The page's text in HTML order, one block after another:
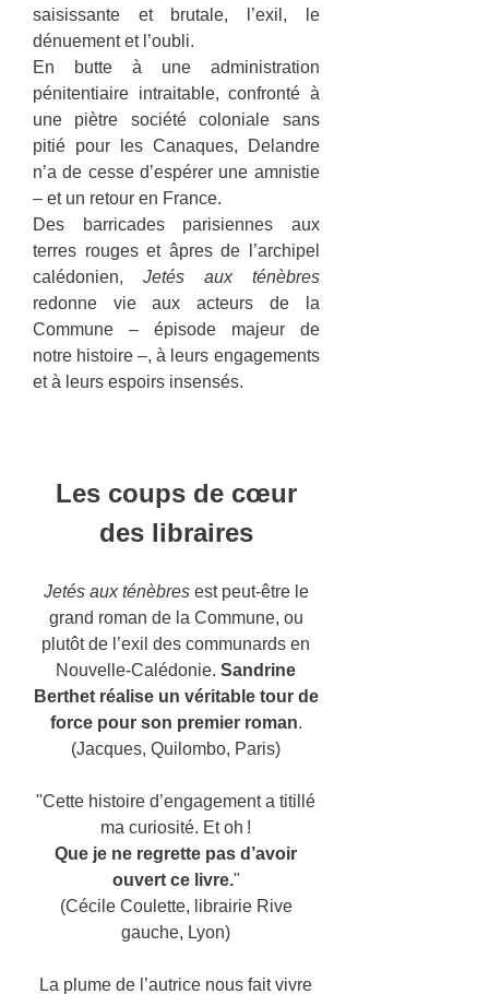
saisissante et brutale, l’exil, le
dénuement et l’oubli.
En butte à une administration
pénitentiaire intraitable, confronté à
une piètre société coloniale sans
pitié pour les Canaques, Delandre
n’a de cesse d’espérer une amnistie
– et un retour en France.
Des barricades parisiennes aux
terres rouges et âpres de l’archipel
calédonien, Jetés aux ténèbres
redonne vie aux acteurs de la
Commune – épisode majeur de
notre histoire –, à leurs engagements
et à leurs espoirs insensés.
Les coups de cœur
des libraires
Jetés aux ténèbresest peut-être le
grand roman de la Commune, ou
plutôt de l’exil des communards en
Nouvelle-Calédonie.Sandrine
Berthet réalise un véritable tour de
force pour son premier roman.
(Jacques, Quilombo, Paris)
"Cette histoire d’engagement a titillé
ma curiosité. Et oh !
Que je ne regrette pas d’avoir
ouvert ce livre."
(Cécile Coulette, librairie Rive
gauche, Lyon)
La plume de l’autrice nous fait vivre